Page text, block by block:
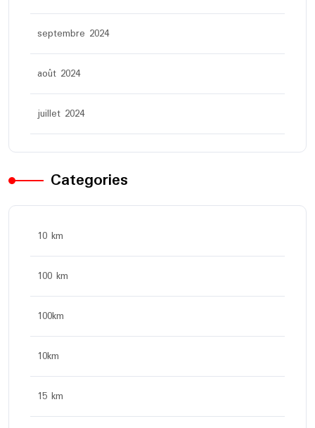
septembre 2024
août 2024
juillet 2024
Categories
10 km
100 km
100km
10km
15 km